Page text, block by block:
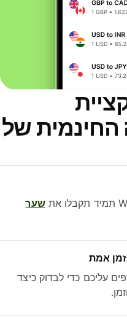
של
שער
אמת
כדי לבדוק כיצד